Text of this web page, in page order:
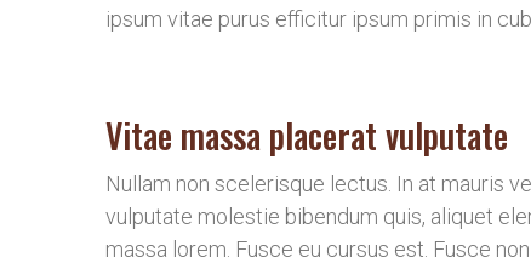
ipsum vitae purus efficitur ipsum primis in
Vitae massa placerat vulputate
Nullam non scelerisque lectus. In at mauris
vulputate molestie bibendum quis, aliquet
massa lorem. Fusce eu cursus est. Fusce